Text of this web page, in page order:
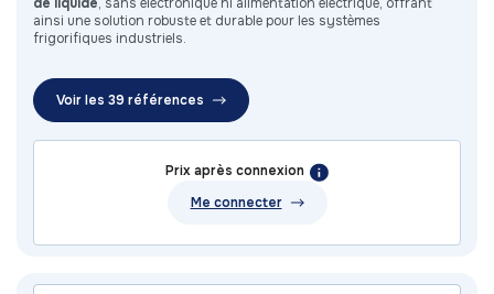
de liquide, sans électronique ni alimentation électrique, offrant
ainsi une solution robuste et durable pour les systèmes
frigorifiques industriels.
Voir les 39 références
Prix après connexion
Me connecter